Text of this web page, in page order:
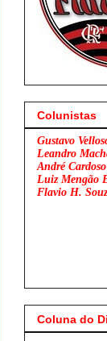
Colunistas
Gustavo
Leandro
André Cardoso
Luiz Mengão
Flavio H.
Coluna do